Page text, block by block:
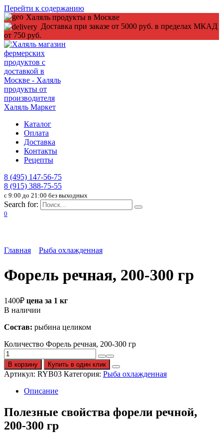
Перейти к содержанию
Халяль продукты в Москве
Доставка при заказе от 5000 руб. в пределах МКАД
от 750 руб.
Каталог
Оплата
Доставка
Контакты
Рецепты
8 (495) 147-56-75
8 (915) 388-75-55
c 9:00 до 21:00 без выходных
Search for:
0
Главная Рыба охлажденная
Форель речная, 200-300 гр
1400₽ цена за 1 кг
В наличии
Состав: рыбина целиком
Количество Форель речная, 200-300 гр
В корзину Купить в один клик
Артикул: RYB03 Категория: Рыба охлажденная
Описание
Полезные свойства форели речной,
200-300 гр